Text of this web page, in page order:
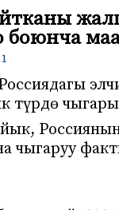
боюнча
түрдө
чыгаруу